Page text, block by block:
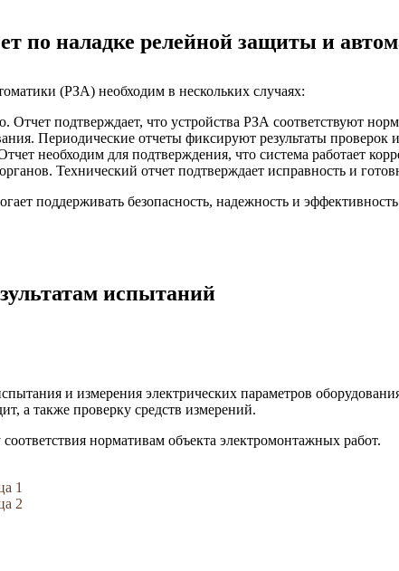
по наладке релейной защиты и
(РЗА) необходим в нескольких случаях:
Отчет подтверждает, что устройства РЗА соответствуют
Периодические отчеты фиксируют результаты
необходим для подтверждения, что система работает
Технический отчет подтверждает исправность и
поддерживать безопасность, надежность и
испытаний
и измерения электрических параметров
а также проверку средств измерений.
нормативам объекта электромонтажных работ.